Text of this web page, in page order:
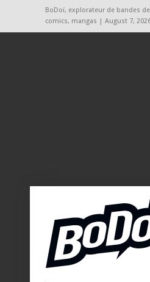
BoDoï, explorateur de bandes
comics, mangas | August 7,